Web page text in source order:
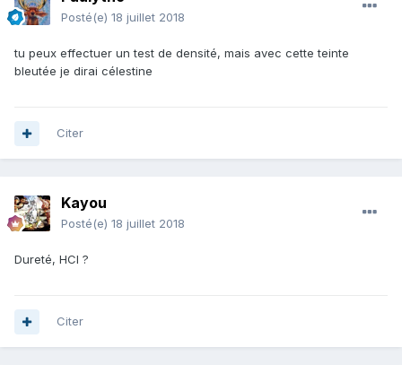
Posté(e) 18 juillet 2018
tu peux effectuer un test de densité, mais avec cette teinte
bleutée je dirai célestine
Citer
Kayou
Posté(e) 18 juillet 2018
Dureté, HCl ?
Citer